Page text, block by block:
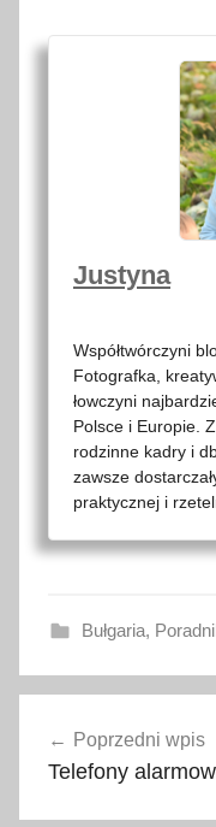
Justyna
Współtwórczyni
Fotografka,
łowczyni
Polsce i Europie.
rodzinne kadry i
zawsze
praktycznej i
Bułgaria,
B
a
wpisu
Poprzedni wpis
Telefony